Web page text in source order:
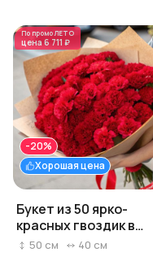
По промоЛЕТО
цена6 711 ₽
Хорошая цена
-20%
Букет из 50 ярко-
красных гвоздик в
крафтовой упаковке
50 см 40 см